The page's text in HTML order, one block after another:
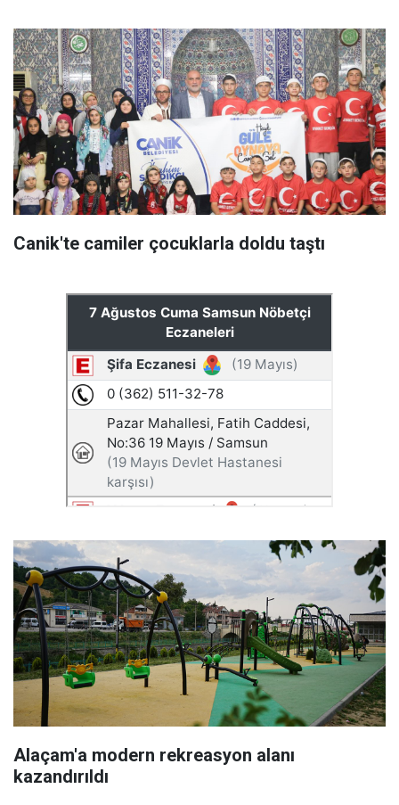
Canik'te camiler çocuklarla doldu taştı
Alaçam'a modern rekreasyon alanı
kazandırıldı